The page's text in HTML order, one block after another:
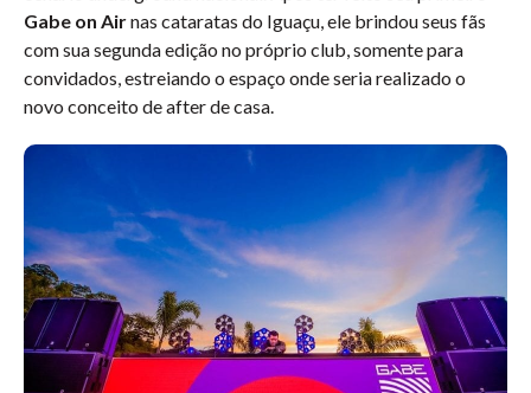
Gabe on Airnas cataratas do Iguaçu, ele brindou seus fãs
com sua segunda edição no próprio club, somente para
convidados, estreiando o espaço onde seria realizado o
novo conceito de after de casa.